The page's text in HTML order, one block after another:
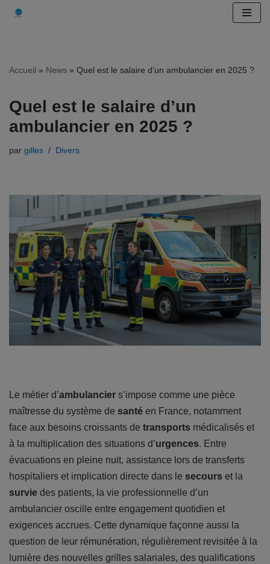
contenu
Accueil » News » Quel est le salaire d’un ambulancier en 2025 ?
Quel est le salaire d’un
ambulancier en 2025 ?
par gilles Divers
Le métier d’ambulancier s’impose comme une pièce
maîtresse du système de santé en France, notamment
face aux besoins croissants de transports médicalisés et
à la multiplication des situations d’urgences. Entre
évacuations en pleine nuit, assistance lors de transferts
hospitaliers et implication directe dans le secours et la
survie des patients, la vie professionnelle d’un
ambulancier oscille entre engagement quotidien et
exigences accrues. Cette dynamique façonne aussi la
question de leur rémunération, régulièrement revisitée à la
lumière des nouvelles grilles salariales, des qualifications